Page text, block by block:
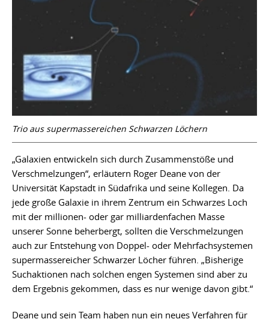
Trio aus supermassereichen Schwarzen Löchern
„Galaxien entwickeln sich durch Zusammenstöße und
Verschmelzungen“, erläutern Roger Deane von der
Universität Kapstadt in Südafrika und seine Kollegen. Da
jede große Galaxie in ihrem Zentrum ein Schwarzes Loch
mit der millionen- oder gar milliardenfachen Masse
unserer Sonne beherbergt, sollten die Verschmelzungen
auch zur Entstehung von Doppel- oder Mehrfachsystemen
supermassereicher Schwarzer Löcher führen. „Bisherige
Suchaktionen nach solchen engen Systemen sind aber zu
dem Ergebnis gekommen, dass es nur wenige davon gibt.“
Deane und sein Team haben nun ein neues Verfahren für